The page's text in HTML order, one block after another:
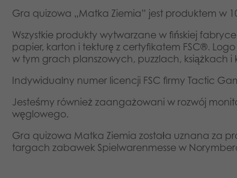
Gra quizowa „Matka Ziemia” jest produktem w
Wszystkie produkty wytwarzane w fińskiej
papier, karton i tekturę z certyfikatem FSC®.
w tym grach planszowych, puzzlach, książkach
Indywidualny numer licencji FSC firmy Tactic
Jesteśmy również zaangażowani w rozwój
węglowego.
Gra quizowa Matka Ziemia została uznana za
targach zabawek Spielwarenmesse w